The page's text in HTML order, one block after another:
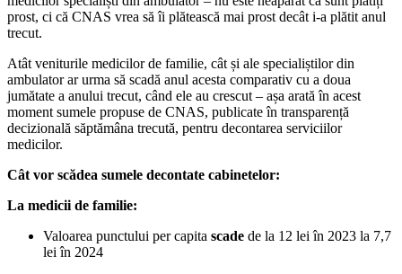
prost, ci că CNAS vrea să îi plătească mai prost decât i-a plătit anul
trecut.
Atât veniturile medicilor de familie, cât și ale specialiștilor din
ambulator ar urma să scadă anul acesta comparativ cu a doua
jumătate a anului trecut, când ele au crescut – așa arată în acest
moment sumele propuse de CNAS, publicate în transparență
decizională săptămâna trecută, pentru decontarea serviciilor
medicilor.
Cât vor scădea sumele decontate cabinetelor:
La medicii de familie:
Valoarea punctului per capita scade de la 12 lei în 2023 la 7,7
lei în 2024